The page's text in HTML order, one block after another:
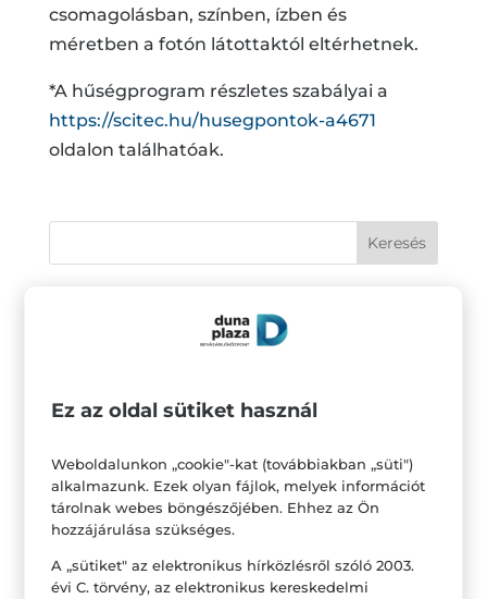
csomagolásban, színben, ízben és
méretben a fotón látottaktól eltérhetnek.
*A hűségprogram részletes szabályai a
https://scitec.hu/husegpontok-a4671
oldalon találhatóak.
Deichmann: Leárazás
BioTechUSA: Creatine monohydrate akció
Starbucks: Frappuccino akció
CCC: Új tanév, új kalandok, új kedvencek!
Ez az oldal sütiket használ
Weboldalunkon „cookie"-kat (továbbiakban „süti")
alkalmazunk. Ezek olyan fájlok, melyek információt
tárolnak webes böngészőjében. Ehhez az Ön
hozzájárulása szükséges.
A „sütiket" az elektronikus hírközlésről szóló 2003.
évi C. törvény, az elektronikus kereskedelmi